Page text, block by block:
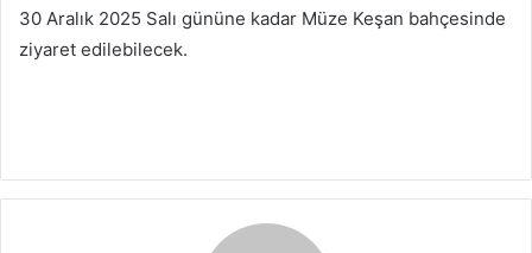
30 Aralık 2025 Salı gününe kadar Müze Keşan bahçesinde
ziyaret edilebilecek.